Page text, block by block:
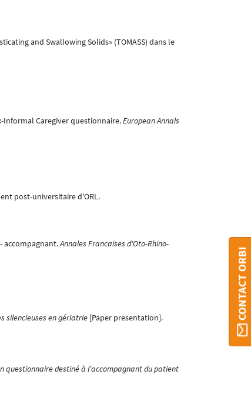
and Swallowing Solids» (TOMASS) dans le
Informal Caregiver questionnaire.European Annals
post-universitaire d'ORL.
accompagnant.Annales Francaises d'Oto-Rhino-
silencieuses en gériatrie[Paper presentation].
questionnaire destiné à l'accompagnant du patient
CONTACT ORBI